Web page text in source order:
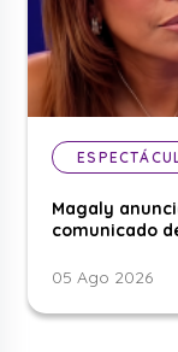
Magaly
comunicado
05 Ago 2026